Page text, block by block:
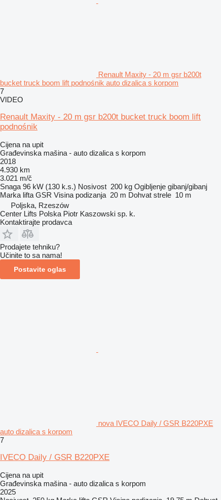
Renault Maxity - 20 m gsr b200t
bucket truck boom lift podnośnik auto dizalica s korpom
7
VIDEO
Renault Maxity - 20 m gsr b200t bucket truck boom lift
podnośnik
Cijena na upit
Građevinska mašina - auto dizalica s korpom
2018
4.930 km
3.021 m/č
Snaga 96 kW (130 k.s.) Nosivost 200 kg Ogibljenje gibanj/gibanj
Marka lifta GSR Visina podizanja 20 m Dohvat strele 10 m
Poljska, Rzeszów
Center Lifts Polska Piotr Kaszowski sp. k.
Kontaktirajte prodavca
Prodajete tehniku?
Učinite to sa nama!
Postavite oglas
nova IVECO Daily / GSR B220PXE
auto dizalica s korpom
7
IVECO Daily / GSR B220PXE
Cijena na upit
Građevinska mašina - auto dizalica s korpom
2025